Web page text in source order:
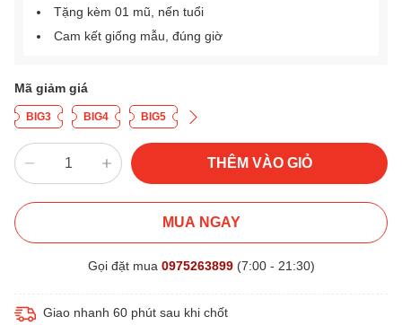
Tặng kèm 01 mũ, nến tuổi
Cam kết giống mẫu, đúng giờ
Mã giảm giá
BIG3 BIG4 BIG5
THÊM VÀO GIỎ
MUA NGAY
Gọi đặt mua 0975263899(7:00 - 21:30)
Giao nhanh 60 phút sau khi chốt